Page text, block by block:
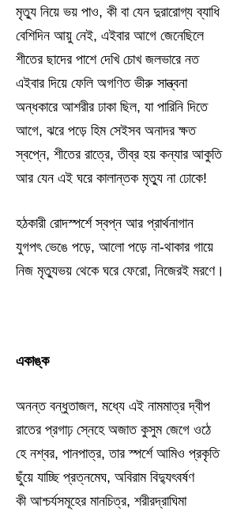
মৃত্যু নিয়ে ভয় পাও, কী বা যেন দুরারোগ্য ব্যাধি
বেশিদিন আয়ু নেই, এইবার আগে জেনেছিলে
শীতের ছাদের পাশে দেখি চোখ জলভারে নত
এইবার দিয়ে ফেলি অগণিত ভীরু সান্ত্বনা
অন্ধকারে আশরীর ঢাকা ছিল, যা পারিনি দিতে
আগে, ঝরে পড়ে হিম সেইসব অনাদর ক্ষত
স্বপ্নে, শীতের রাত্রে, তীব্র হয় কন্যার আকুতি
আর যেন এই ঘরে কালান্তক মৃত্যু না ঢোকে!
হঠকারী রোদস্পর্শে স্বপ্ন আর প্রার্থনাগান
যুগপৎ ভেঙে পড়ে, আলো পড়ে না-থাকার গায়ে
নিজ মৃত্যুভয় থেকে ঘরে ফেরো, নিজেরই মরণে।
একাঙ্ক
অনন্ত বন্ধুতাজল, মধ্যে এই নামমাত্র দ্বীপ
রাতের প্রগাঢ় স্নেহে অজাত কুসুম জেগে ওঠে
হে নশ্বর, পানপাত্র, তার স্পর্শে আমিও প্রকৃতি
ছুঁয়ে যাচ্ছি প্রত্নমেঘ, অবিরাম বিদ্যুৎবর্ষণ
কী আশ্চর্যসমূহের মানচিত্র, শরীরদ্রাঘিমা